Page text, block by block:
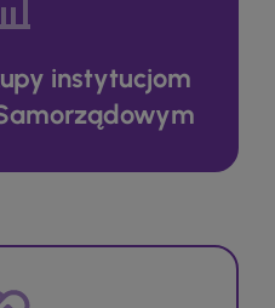
instytucjom